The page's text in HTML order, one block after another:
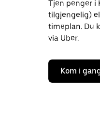
Tjen penger i
tilgjengelig)
timeplan. Du
via Uber.
Kom i